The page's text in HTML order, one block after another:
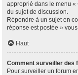
approprié dans le menu «
du sujet de discussion.
Répondre à un sujet en
réponse est postée »
Haut
Comment surveiller des
Pour surveiller un forum